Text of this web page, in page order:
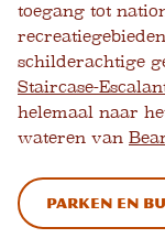
toegang tot
schilderachtige
Staircase-
helemaal naar
wateren van
Parken en